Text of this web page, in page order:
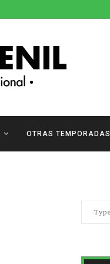
OTRAS TEMPORADAS